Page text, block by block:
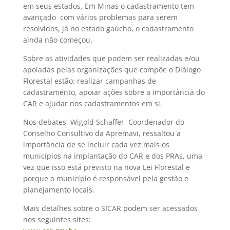
em seus estados. Em Minas o cadastramento tem
avançado com vários problemas para serem
resolvidos, já no estado gaúcho, o cadastramento
ainda não começou.
Sobre as atividades que podem ser realizadas e/ou
apoiadas pelas organizações que compõe o Diálogo
Florestal estão: realizar campanhas de
cadastramento, apoiar ações sobre a importância do
CAR e ajudar nos cadastramentos em si.
Nos debates, Wigold Schaffer, Coordenador do
Conselho Consultivo da Apremavi, ressaltou a
importância de se incluir cada vez mais os
municípios na implantação do CAR e dos PRAs, uma
vez que isso está previsto na nova Lei Florestal e
porque o município é responsável pela gestão e
planejamento locais.
Mais detalhes sobre o SICAR podem ser acessados
nos seguintes sites: